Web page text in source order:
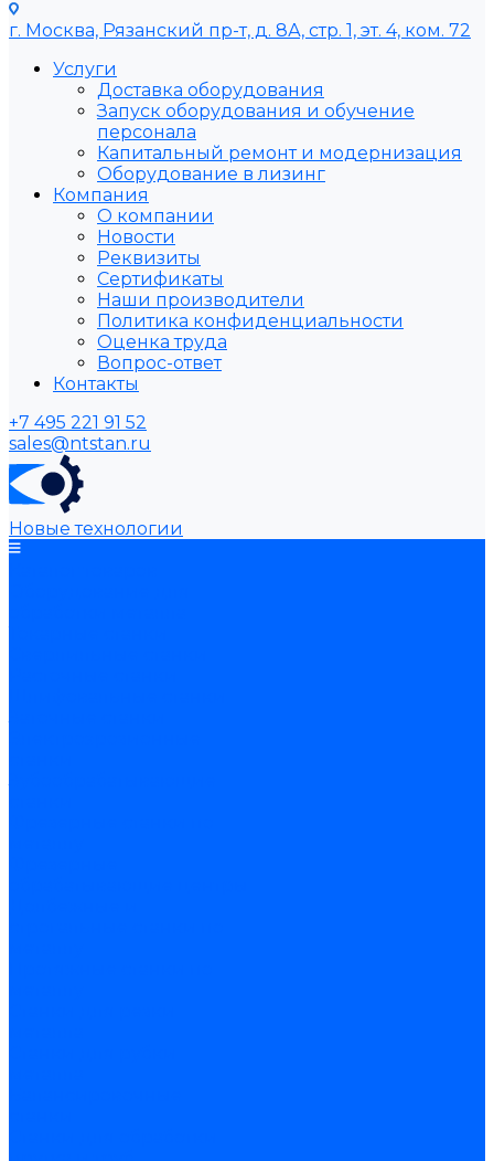
г. Москва, Рязанский пр-т, д. 8А, стр. 1, эт. 4, ком. 72
Услуги
Доставка оборудования
Запуск оборудования и обучение
персонала
Капитальный ремонт и модернизация
Оборудование в лизинг
Компания
О компании
Новости
Реквизиты
Сертификаты
Наши производители
Политика конфиденциальности
Оценка труда
Вопрос-ответ
Контакты
+7 495 221 91 52
sales@ntstan.ru
Новые технологии